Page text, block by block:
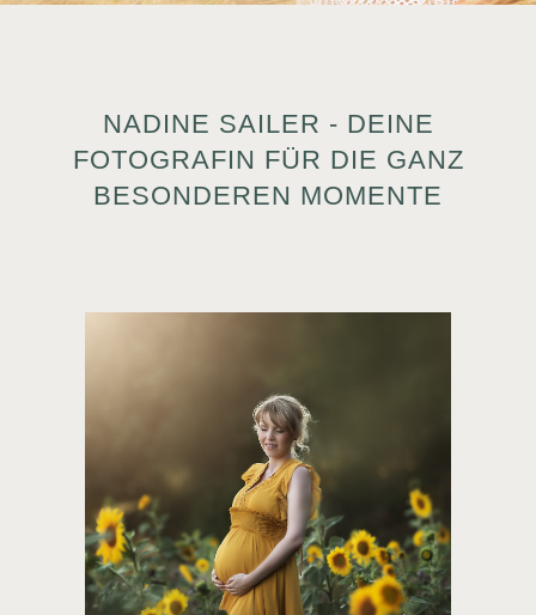
NADINE SAILER - DEINE
FOTOGRAFIN FÜR DIE GANZ
BESONDEREN MOMENTE